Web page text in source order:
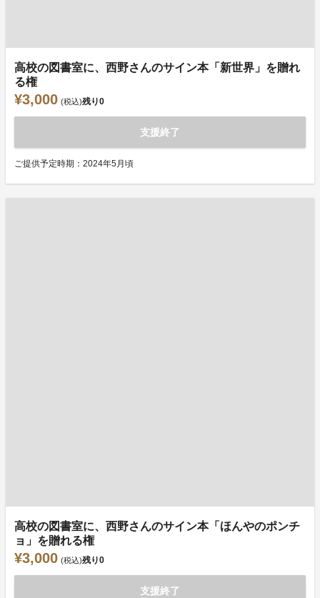
高校の図書室に、西野さんのサイン本「新世界」を贈れ
る権
¥3,000 (税込)残り0
支援終了
ご提供予定時期：2024年5月頃
高校の図書室に、西野さんのサイン本「ほんやのポンチ
ョ」を贈れる権
¥3,000 (税込)残り0
支援終了